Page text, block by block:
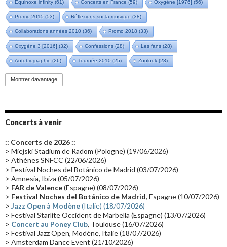
Equinoxe infinity(61) Concerts en France (59) Oxygène [1976] (56)
Promo 2015 (53) Réflexions sur la musique (38)
Collaborations années 2010 (36) Promo 2018 (33)
Oxygène 3 [2016] (32) Confessions (28) Les fans (28)
Autobiographie (26) Tournée 2010 (25) Zoolook (23)
Promo 2019(23)
Groupe de Recherche Musicale
Passages radio Vidéo Jarrecast (16) Synthé 80's
Les concerts en Chine(16) Cinéma
Synthé Roland(15) Belgique(15)
(14) Astronomie (14)
Tournée 2025(14) 2024(14) Chine(13)
Montrer davantage
Concerts à venir
:: Concerts de 2026 ::
> Miejski Stadium de Radom (Pologne) (19/06/2026)
> Athènes SNFCC (22/06/2026)
> Festival Noches del Botánico de Madrid (03/07/2026)
> Amnesia, Ibiza (05/07/2026)
> FAR de Valence(Espagne) (08/07/2026)
> Festival Noches del Botánico de Madrid,Espagne (10/07/2026)
> Jazz Open à Modène(Italie) (18/07/2026)
> Festival Starlite Occident de Marbella (Espagne) (13/07/2026)
> Concert au Poney Club, Toulouse (16/07/2026)
> Festival Jazz Open, Modène, Italie (18/07/2026)
> Amsterdam Dance Event (21/10/2026)